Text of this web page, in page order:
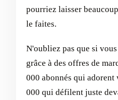
pourriez laisser
le faites.
N'oubliez pas que si
grâce à des offres de
000 abonnés qui
000 qui défilent juste